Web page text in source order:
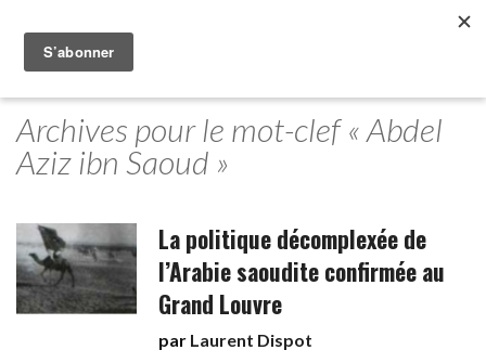
Archives pour le mot-clef « Abdel
Aziz ibn Saoud »
La politique décomplexée de
l’Arabie saoudite confirmée au
Grand Louvre
par Laurent Dispot